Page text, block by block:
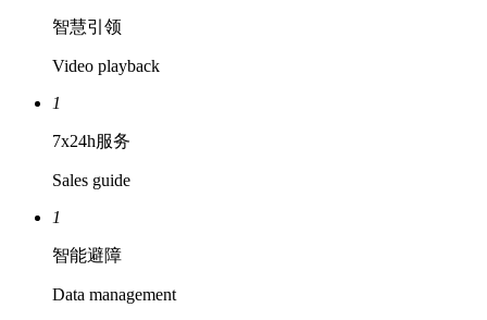
智慧引领
Video playback
1
7x24h服务
Sales guide
1
智能避障
Data management